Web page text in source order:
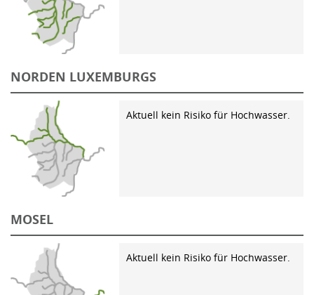
NORDEN LUXEMBURGS
Aktuell kein Risiko für Hochwasser.
MOSEL
Aktuell kein Risiko für Hochwasser.